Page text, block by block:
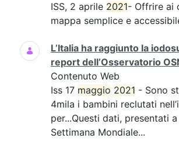
ISS, 2 aprile 2021- Offrire ai
mappa semplice e
L’Italia ha raggiunto la
report dell’Osservatorio
Contenuto Web
Iss 17 maggio 2021 - Sono
4mila i bambini reclutati
per...Questi dati, presentati
Settimana Mondiale...